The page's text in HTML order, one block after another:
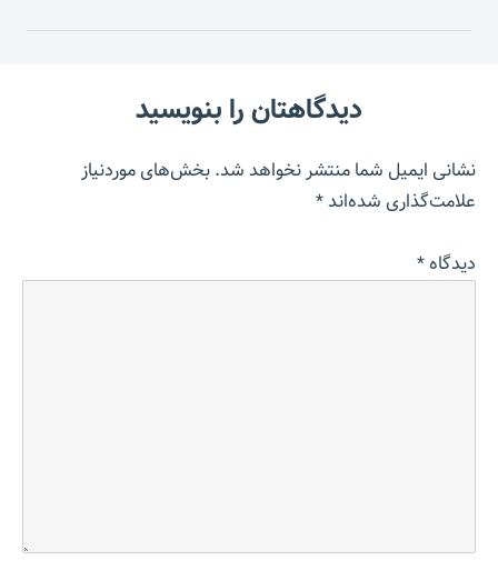
دیدگاهتان را بنویسید
نشانی ایمیل شما منتشر نخواهد شد.بخش‌های موردنیاز
علامت‌گذاری شده‌اند*
دیدگاه*